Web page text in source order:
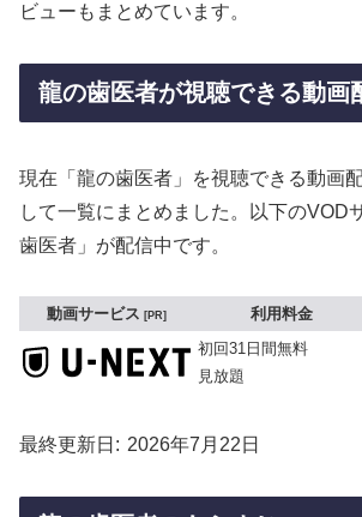
ビューもまとめています。
龍の歯医者が視聴できる動画
現在「龍の歯医者」を視聴できる動画
して一覧にまとめました。以下のVOD
歯医者」が配信中です。
動画サービス PR 利用料金
初回31日間無料
見放題
最終更新日 2026年7月22日